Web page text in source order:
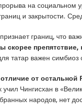
на социальном
и закрытости.
границ, что
скорее
татар важен
отличие от
учил Чингисхан в
народов, нет